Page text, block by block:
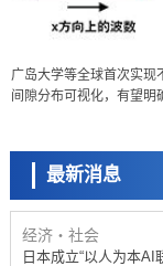
广岛大学等全球首次实现
间隙分布可视化，有望明
最新消息
日本科研费增设国际
展研究
科学研究
开发出300亿年仅误
基础设施
经济・社会
日本成立“以人为本